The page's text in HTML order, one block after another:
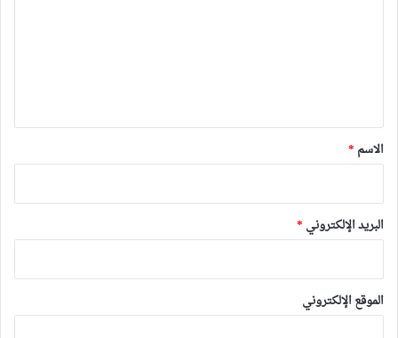
*
الاسم *
البريد الإلكتروني *
الموقع الإلكتروني